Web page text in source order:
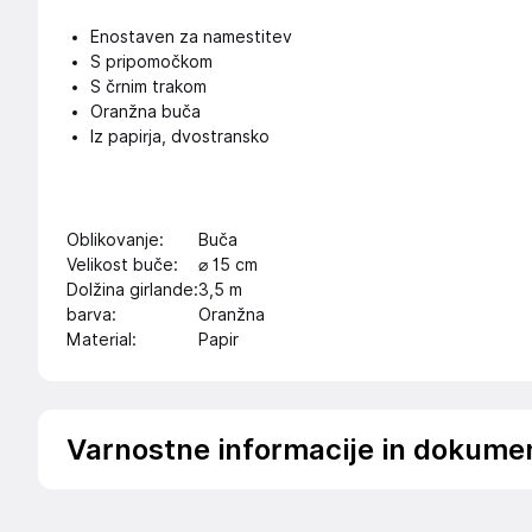
Enostaven za namestitev
S pripomočkom
S črnim trakom
Oranžna buča
Iz papirja, dvostransko
Oblikovanje:
Buča
Velikost buče:
⌀ 15 cm
Dolžina girlande:3,5 m
barva:
Oranžna
Material:
Papir
Varnostne informacije in